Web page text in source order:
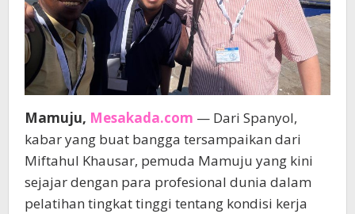
Mamuju, Mesakada.com — Dari Spanyol,
kabar yang buat bangga tersampaikan dari
Miftahul Khausar, pemuda Mamuju yang kini
sejajar dengan para profesional dunia dalam
pelatihan tingkat tinggi tentang kondisi kerja